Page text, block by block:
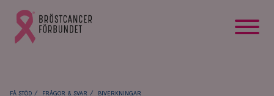
Gå
till
Bröstcancerförbundets
FÅ STÖD FRÅGOR & SVAR BIVERKNINGAR